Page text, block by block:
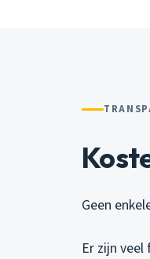
Geen
Er zijn